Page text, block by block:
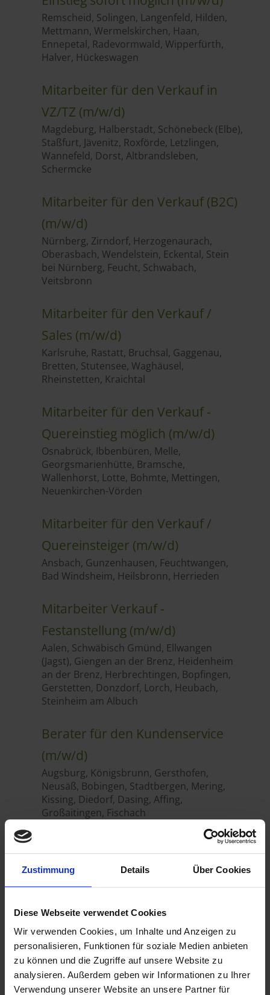
Zustimmung Details Über Cookies
Diese Webseite verwendet Cookies
Wir verwenden Cookies, um Inhalte und Anzeigen zu
personalisieren, Funktionen für soziale Medien anbieten
zu können und die Zugriffe auf unsere Website zu
analysieren. Außerdem geben wir Informationen zu Ihrer
Verwendung unserer Website an unsere Partner für